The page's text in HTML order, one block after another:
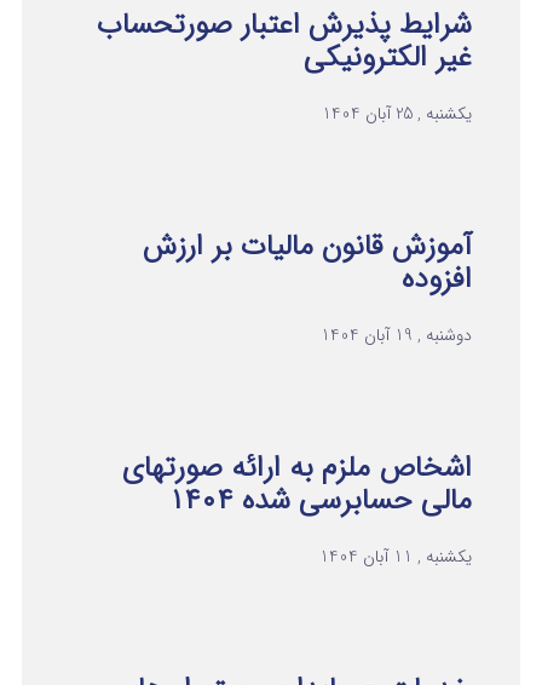
شرایط پذیرش اعتبار صورتحساب
غیر الکترونیکی
یکشنبه , 25 آبان 1404
آموزش قانون مالیات بر ارزش
افزوده
دوشنبه , 19 آبان 1404
اشخاص ملزم به ارائه صورتهای
مالی حسابرسی شده ۱۴۰۴
یکشنبه , 11 آبان 1404